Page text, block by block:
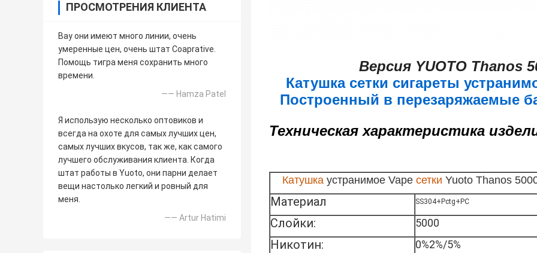
ПРОСМОТРЕНИЯ КЛИЕНТА
Вау они имеют много линии, очень
умеренные цен, очень штат Coaprative.
Помощь тигра меня сохранить много
времени.
—— Hamza Patel
Я использую несколько оптовиков и
всегда на охоте для самых лучших цен,
самых лучших вкусов, так же, как самого
лучшего обслуживания клиента. Когда
штат работы в Yuoto, они парни делает
вещи настолько легкий и ровный для
меня.
—— Artur Hatimi
Версия YUOTO Thanos
Катушка сетки сигареты
Построенный в перезаряжаемые
Техническая характеристика
Катушкаустранимое Vape сетки YuotoThanos
Материал SS304+Pctg+PC
Слойки: 5000
Никотин: 0%2%/5%